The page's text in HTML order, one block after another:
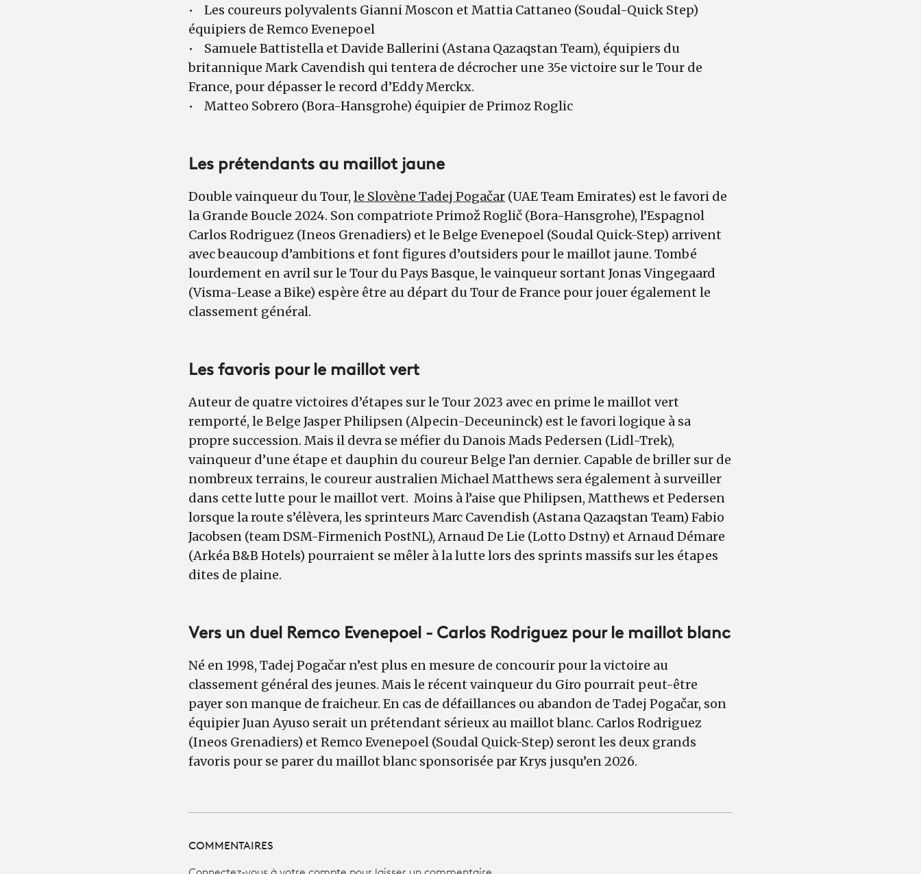
• Les coureurs polyvalents Gianni Moscon et Mattia Cattaneo (Soudal-Quick Step)
équipiers de Remco Evenepoel
• Samuele Battistella et Davide Ballerini (Astana Qazaqstan Team), équipiers du
britannique Mark Cavendish qui tentera de décrocher une 35e victoire sur le Tour de
France, pour dépasser le record d’Eddy Merckx.
• Matteo Sobrero (Bora-Hansgrohe) équipier de Primoz Roglic
Les prétendants au maillot jaune
Double vainqueur du Tour, le Slovène Tadej Pogačar (UAE Team Emirates) est le favori de
la Grande Boucle 2024. Son compatriote Primož Roglič (Bora-Hansgrohe), l’Espagnol
Carlos Rodriguez (Ineos Grenadiers) et le Belge Evenepoel (Soudal Quick-Step) arrivent
avec beaucoup d’ambitions et font figures d’outsiders pour le maillot jaune. Tombé
lourdement en avril sur le Tour du Pays Basque, le vainqueur sortant Jonas Vingegaard
(Visma-Lease a Bike) espère être au départ du Tour de France pour jouer également le
classement général.
Les favoris pour le maillot vert
Auteur de quatre victoires d’étapes sur le Tour 2023 avec en prime le maillot vert
remporté, le Belge Jasper Philipsen (Alpecin-Deceuninck) est le favori logique à sa
propre succession. Mais il devra se méfier du Danois Mads Pedersen (Lidl-Trek),
vainqueur d’une étape et dauphin du coureur Belge l’an dernier. Capable de briller sur de
nombreux terrains, le coureur australien Michael Matthews sera également à surveiller
dans cette lutte pour le maillot vert. Moins à l’aise que Philipsen, Matthews et Pedersen
lorsque la route s’élèvera, les sprinteurs Marc Cavendish (Astana Qazaqstan Team) Fabio
Jacobsen (team DSM-Firmenich PostNL), Arnaud De Lie (Lotto Dstny) et Arnaud Démare
(Arkéa B&B Hotels) pourraient se mêler à la lutte lors des sprints massifs sur les étapes
dites de plaine.
Vers un duel Remco Evenepoel - Carlos Rodriguez pour le maillot blanc
Né en 1998, Tadej Pogačar n’est plus en mesure de concourir pour la victoire au
classement général des jeunes. Mais le récent vainqueur du Giro pourrait peut-être
payer son manque de fraicheur. En cas de défaillances ou abandon de Tadej Pogačar, son
équipier Juan Ayuso serait un prétendant sérieux au maillot blanc. Carlos Rodriguez
(Ineos Grenadiers) et Remco Evenepoel (Soudal Quick-Step) seront les deux grands
favoris pour se parer du maillot blanc sponsorisée par Krys jusqu’en 2026.
COMMENTAIRES